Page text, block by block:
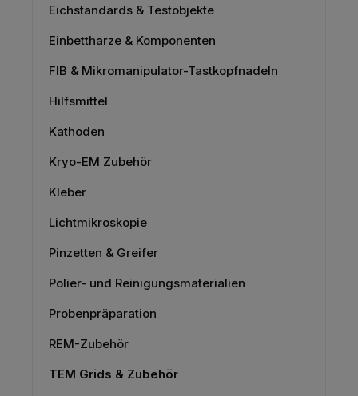
Eichstandards & Testobjekte
Einbettharze & Komponenten
FIB & Mikromanipulator-Tastkopfnadeln
Hilfsmittel
Kathoden
Kryo-EM Zubehör
Kleber
Lichtmikroskopie
Pinzetten & Greifer
Polier- und Reinigungsmaterialien
Probenpräparation
REM-Zubehör
TEM Grids & Zubehör